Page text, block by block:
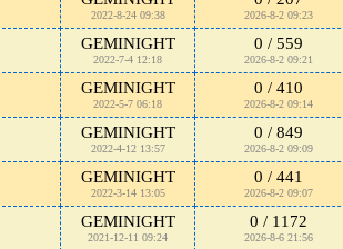
2022-8-24 09:38 2026-8-2 09:23
GEMINIGHT
2022-7-4 12:18
0 / 559
2026-8-2 09:21
GEMINIGHT
2022-5-7 06:18
0 / 410
2026-8-2 09:14
GEMINIGHT
2022-4-12 13:57
0 / 849
2026-8-2 09:09
GEMINIGHT
2022-3-14 13:05
0 / 441
2026-8-2 09:07
GEMINIGHT
2021-12-11 09:24
0 / 1172
2026-8-6 21:56